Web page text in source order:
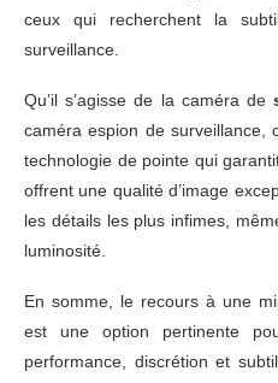
ceux qui recherchent la
surveillance.
Qu’il s’agisse de la caméra de
caméra espion de surveillance,
technologie de pointe qui
offrent une qualité d’image
les détails les plus infimes,
luminosité.
En somme, le recours à une
est une option pertinente
performance, discrétion et